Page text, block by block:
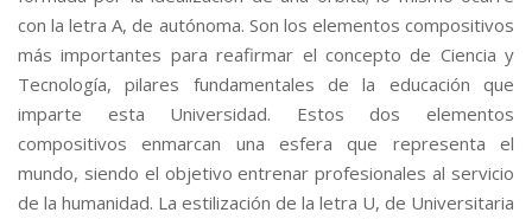
con la letra A, de autónoma. Son los elementos compositivos
más importantes para reafirmar el concepto de Ciencia y
Tecnología, pilares fundamentales de la educación que
imparte esta Universidad. Estos dos elementos
compositivos enmarcan una esfera que representa el
mundo, siendo el objetivo entrenar profesionales al servicio
de la humanidad. La estilización de la letra U, de Universitaria